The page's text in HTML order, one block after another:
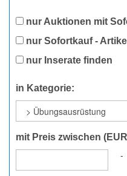
nur Auktionen mit
nur Sofortkauf -
nur Inserate finden
in Kategorie:
mit Preis zwischen
-